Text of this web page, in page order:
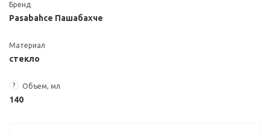
Бренд
Pasabahce Пашабахче
Материал
стекло
? Объем, мл
140